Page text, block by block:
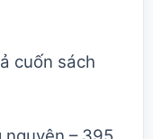
cuốn sách